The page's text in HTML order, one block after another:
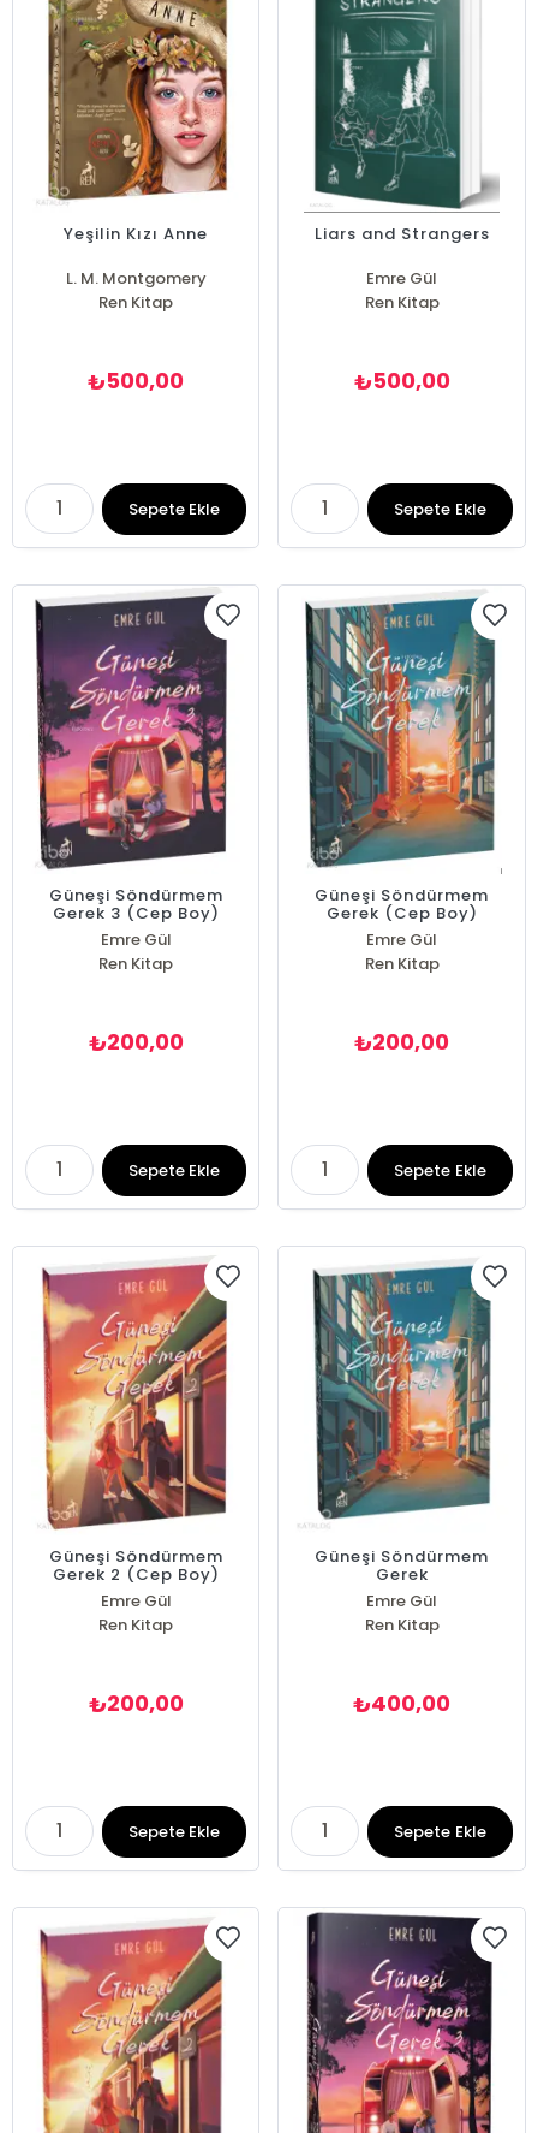
Yeşilin Kızı Anne
L. M. Montgomery
Ren Kitap
₺500,00
Sepete Ekle
Liars and Strangers
Emre Gül
Ren Kitap
₺500,00
Sepete Ekle
Güneşi Söndürmem
Gerek 3 (Cep Boy)
Emre Gül
Ren Kitap
₺200,00
Sepete Ekle
Güneşi Söndürmem
Gerek (Cep Boy)
Emre Gül
Ren Kitap
₺200,00
Sepete Ekle
Güneşi Söndürmem
Gerek 2 (Cep Boy)
Emre Gül
Ren Kitap
₺200,00
Sepete Ekle
Güneşi Söndürmem
Gerek
Emre Gül
Ren Kitap
₺400,00
Sepete Ekle